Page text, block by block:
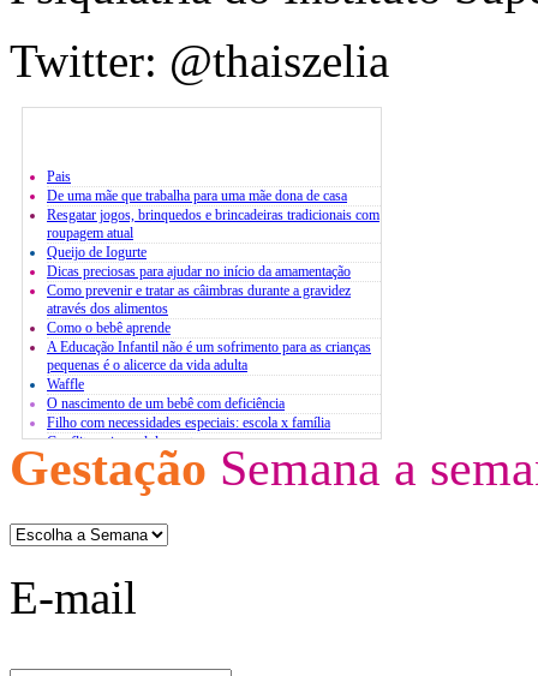
Twitter: @thaiszelia
Pais
De uma mãe que trabalha para uma mãe dona de casa
Resgatar jogos, brinquedos e brincadeiras tradicionais com
roupagem atual
Queijo de Iogurte
Dicas preciosas para ajudar no início da amamentação
Como prevenir e tratar as câimbras durante a gravidez
através dos alimentos
Como o bebê aprende
A Educação Infantil não é um sofrimento para as crianças
pequenas é o alicerce da vida adulta
Waffle
O nascimento de um bebê com deficiência
Filho com necessidades especiais: escola x família
Conflito pais x adolescentes
Atividades extracurriculares
O estresse infantil
Bases para um diálogo com jovens
Gestação Semana a
E-mail